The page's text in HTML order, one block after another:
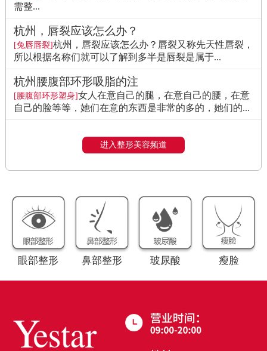
需整...
杭州，唇裂应该怎么办？
[兔唇唇裂]杭州，唇裂应该怎么办？唇裂又称先天性唇裂，
所以根据名称们就可以了解到多半是唇裂是属于...
杭州腰腹部环形吸脂的注
[腰腹部环形塑身]女人在意自己的腿，在意自己的腰，在意
自己的脸等等，她们在意的东西是非常的多的，她们的...
进入整形美容频道
眼部整形 鼻部整形 玻尿酸 瘦脸